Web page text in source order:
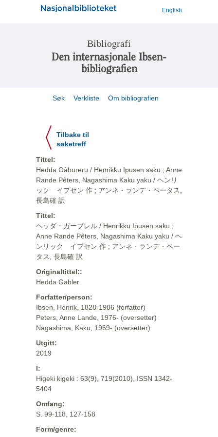
English
Bibliografi
Den internasjonale Ibsen-
bibliografien
Søk Verkliste Om bibliografien
Tilbake til
søketreff
Tittel:
Hedda Gâbureru / Henrikku Ipusen saku ; Anne
Rande Pêters, Nagashima Kaku yaku / ヘンリ
ック イプセン 作 ; アンネ・ランデ・ペータス,
長島確 訳
Tittel:
ヘッダ・ガーブレル / Henrikku Ipusen saku ;
Anne Rande Pêters, Nagashima Kaku yaku / ヘ
ンリック イプセン 作 ; アンネ・ランデ・ペー
タス, 長島確 訳
Originaltittel::
Hedda Gabler
Forfatter/person:
Ibsen, Henrik, 1828-1906 (forfatter)
Peters, Anne Lande, 1976- (oversetter)
Nagashima, Kaku, 1969- (oversetter)
Utgitt:
2019
I:
Higeki kigeki : 63(9), 719(2010), ISSN 1342-
5404
Omfang:
S. 99-118, 127-158
Form/genre: